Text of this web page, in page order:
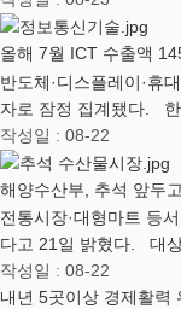
올해 7월 ICT 수출액
반도체·디스플레이·휴
자로 잠정 집계됐다. 한
작성일 : 08-22
해양수산부, 추석 앞두
전통시장·대형마트 등
다고 21일 밝혔다. 대
작성일 : 08-22
내년 5곳이상 경제활력